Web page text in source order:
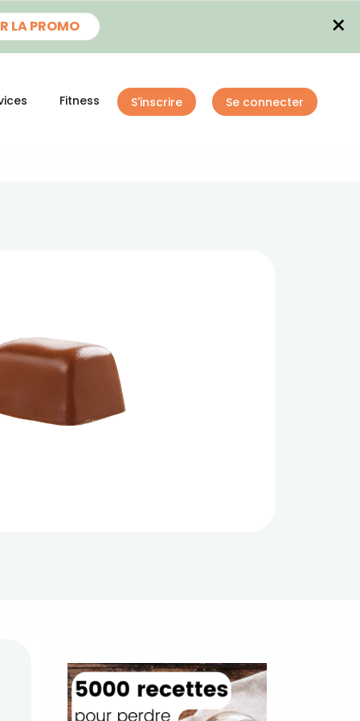
LA PROMO ×
Fitness S'inscrire Se connecter